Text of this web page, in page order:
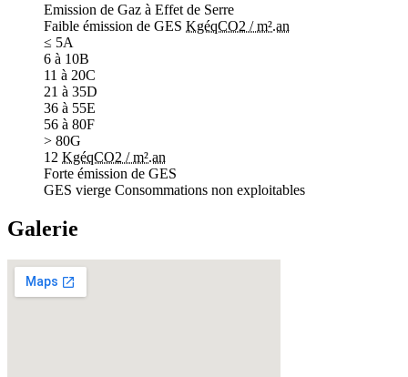
Emission de Gaz à Effet de Serre
Faible émission de GES KgéqCO2 / m².an
≤ 5A
6 à 10B
11 à 20C
21 à 35D
36 à 55E
56 à 80F
> 80G
12 KgéqCO2 / m².an
Forte émission de GES
GES vierge Consommations non exploitables
Galerie